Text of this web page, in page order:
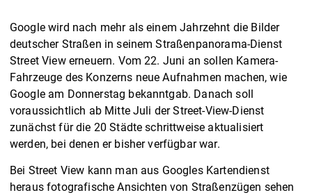
Google wird nach mehr als einem Jahrzehnt die Bilder
deutscher Straßen in seinem Straßenpanorama-Dienst
Street View erneuern. Vom 22. Juni an sollen Kamera-
Fahrzeuge des Konzerns neue Aufnahmen machen, wie
Google am Donnerstag bekanntgab. Danach soll
voraussichtlich ab Mitte Juli der Street-View-Dienst
zunächst für die 20 Städte schrittweise aktualisiert
werden, bei denen er bisher verfügbar war.
Bei Street View kann man aus Googles Kartendienst
heraus fotografische Ansichten von Straßenzügen sehen